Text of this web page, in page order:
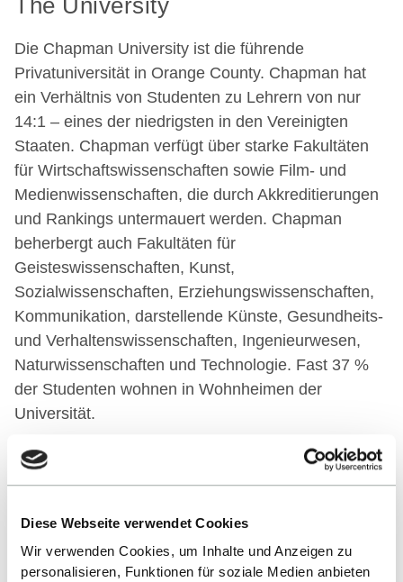
Diese Webseite verwendet Cookies
Wir verwenden Cookies, um Inhalte und Anzeigen zu
personalisieren, Funktionen für soziale Medien anbieten
The University
Die Chapman University ist die führende
Privatuniversität in Orange County. Chapman hat
ein Verhältnis von Studenten zu Lehrern von nur
14:1 – eines der niedrigsten in den Vereinigten
Staaten. Chapman verfügt über starke Fakultäten
für Wirtschaftswissenschaften sowie Film- und
Medienwissenschaften, die durch Akkreditierungen
und Rankings untermauert werden. Chapman
beherbergt auch Fakultäten für
Geisteswissenschaften, Kunst,
Sozialwissenschaften, Erziehungswissenschaften,
Kommunikation, darstellende Künste, Gesundheits-
und Verhaltenswissenschaften, Ingenieurwesen,
Naturwissenschaften und Technologie. Fast 37 %
der Studenten wohnen in Wohnheimen der
Universität.
LINK ZUR PARTNERHOCHSCHULE
Collaborating degree programmes